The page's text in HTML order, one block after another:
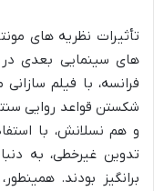
تأثیرات نظریه های
های سینمایی بعدی
فرانسه، با فیلم
شکستن قواعد روایی
و هم نسلانش، با
تدوین غیرخطی، به
برانگیز بودند.